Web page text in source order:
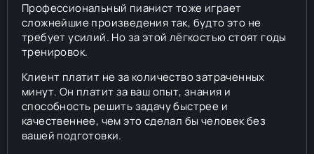
Профессиональный пианист тоже играет
сложнейшие произведения так, будто это не
требует усилий. Но за этой лёгкостью стоят годы
тренировок.
Клиент платит не за количество затраченных
минут. Он платит за ваш опыт, знания и
способность решить задачу быстрее и
качественнее, чем это сделал бы человек без
вашей подготовки.